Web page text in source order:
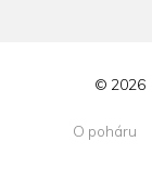
© 2026
O poháru